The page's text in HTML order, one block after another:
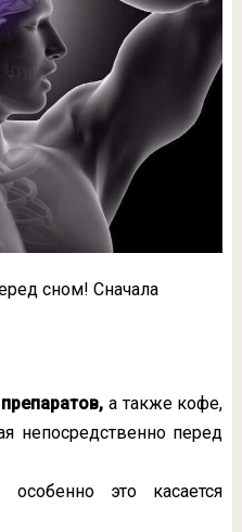
сном! Сначала
а также кофе,
непосредственно перед
особенно это касается